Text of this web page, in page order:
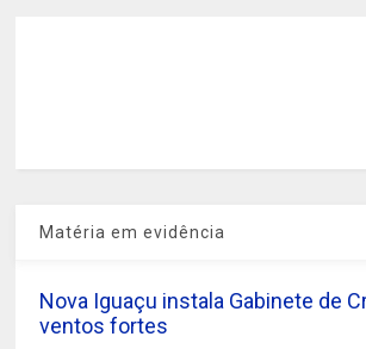
Matéria em evidência
Nova Iguaçu instala Gabinete de
ventos fortes